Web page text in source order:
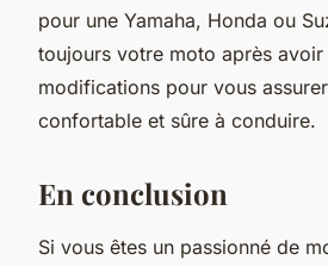
pour une Yamaha, Honda ou
toujours votre moto après
modifications pour vous assurer
confortable et sûre à conduire.
En conclusion
Si vous êtes un passionné de